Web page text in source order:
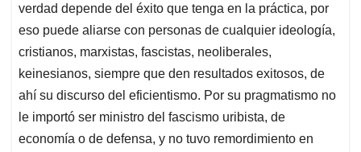
verdad depende del éxito que tenga en la práctica, por
eso puede aliarse con personas de cualquier ideología,
cristianos, marxistas, fascistas, neoliberales,
keinesianos, siempre que den resultados exitosos, de
ahí su discurso del eficientismo. Por su pragmatismo no
le importó ser ministro del fascismo uribista, de
economía o de defensa, y no tuvo remordimiento en